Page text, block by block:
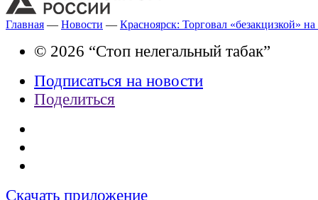
Главная — Новости — Красноярск: Торговал «безакцизкой»
© 2026 “Стоп нелегальный табак”
Подписаться на новости
Поделиться
Скачать приложение